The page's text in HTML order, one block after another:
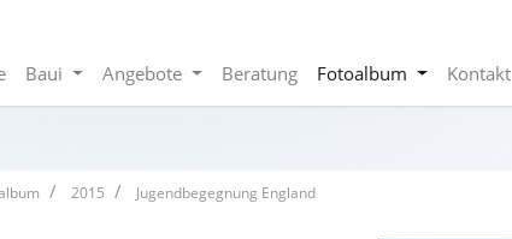
Baui Angebote Beratung Fotoalbum Kontakt
2015 Jugendbegegnung England